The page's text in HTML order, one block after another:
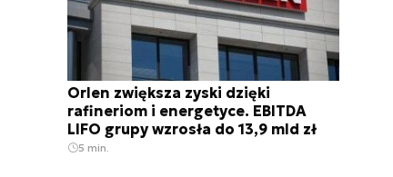
Orlen zwiększa zyski dzięki
rafineriom i energetyce. EBITDA
LIFO grupy wzrosła do 13,9 mld zł
5 min.